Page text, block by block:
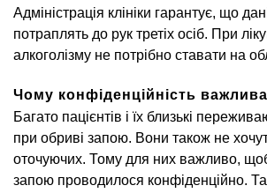
Адміністрація клініки гарантує, що
потраплять до рук третіх осіб. При
алкоголізму не потрібно ставати на
Чому конфіденційність важлива
Багато пацієнтів і їх близькі
при обриві запою. Вони також не
оточуючих. Тому для них важливо,
запою проводилося конфіденційно.